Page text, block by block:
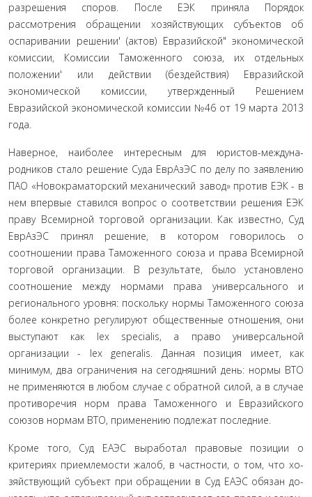
разрешения спо­ров. После ЕЭК приняла Порядок
рассмотрения обращении хозяйствующих субъектов об
оспаривании решении' (ак­тов) Евразийской" экономической
комиссии, Комиссии Та­моженного союза, их отдельных
положении' или действии (бездействия) Евразийской
экономической комиссии, утверж­денный Решением
Евразийской экономической комиссии №46 от 19 марта 2013
года.
Наверное, наиболее интересным для юристов-междуна-
родников стало решение Суда ЕврАзЭС по делу по заявлению
ПАО «Новокраматорский механический завод» против ЕЭК - в
нем впервые ставился вопрос о соответствии решения ЕЭК
праву Всемирной торговой организации. Как известно, Суд
ЕврАзЭС принял решение, в котором говорилось о
соотношении права Таможенного союза и права Всемирной
торговой организации. В результате, было установлено
соотношение между нормами права универсального и
регионального уровня: поскольку нор­мы Таможенного союза
более конкретно регулируют обществен­ные отношения, они
выступают как lex specialis, а право универ­сальной
организации - lex generalis. Данная позиция имеет, как
минимум, два ограничения на сегодняшний день: нормы ВТО
не применяются в любом случае с обратной силой, а в случае
противоречия норм права Таможенного и Евразийского
союзов нормам ВТО, применению подлежат последние.
Кроме того, Суд ЕАЭС выработал правовые позиции о
критериях приемлемости жалоб, в частности, о том, что хо­
зяйствующий субъект при обращении в Суд ЕАЭС обязан до­